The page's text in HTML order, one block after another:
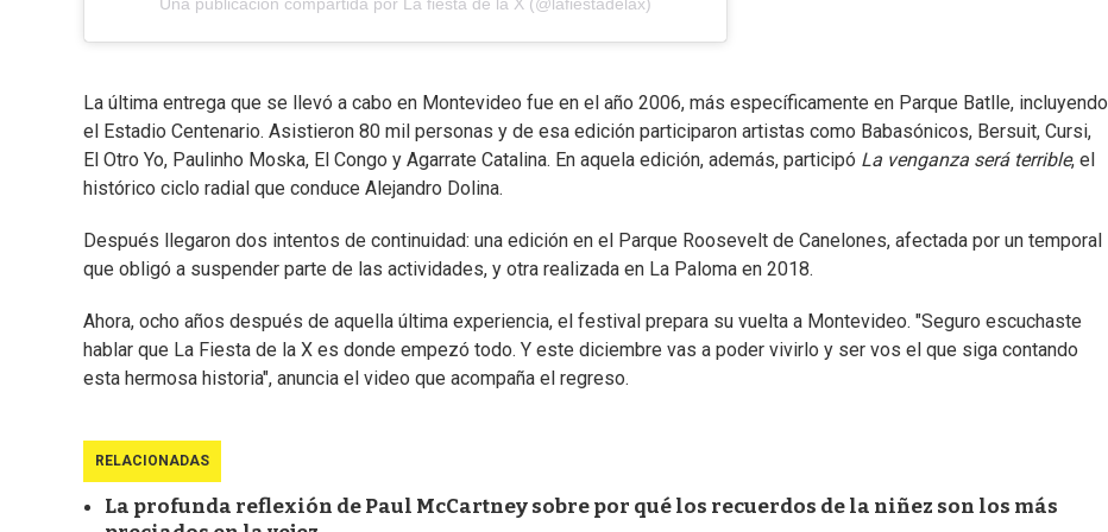
La última entrega que se llevó a cabo en Montevideo fue en el año 2006, más específicamente en Parque Batlle, incluyendo
el Estadio Centenario. Asistieron 80 mil personas y de esa edición participaron artistas como Babasónicos, Bersuit, Cursi,
El Otro Yo, Paulinho Moska, El Congo y Agarrate Catalina. En aquela edición, además, participó La venganza será terrible, el
histórico ciclo radial que conduce Alejandro Dolina.
Después llegaron dos intentos de continuidad: una edición en el Parque Roosevelt de Canelones, afectada por un temporal
que obligó a suspender parte de las actividades, y otra realizada en La Paloma en 2018.
Ahora, ocho años después de aquella última experiencia, el festival prepara su vuelta a Montevideo. "Seguro escuchaste
hablar que La Fiesta de la X es donde empezó todo. Y este diciembre vas a poder vivirlo y ser vos el que siga contando
esta hermosa historia", anuncia el video que acompaña el regreso.
RELACIONADAS
La profunda reflexión de Paul McCartney sobre por qué los recuerdos de la niñez son los más